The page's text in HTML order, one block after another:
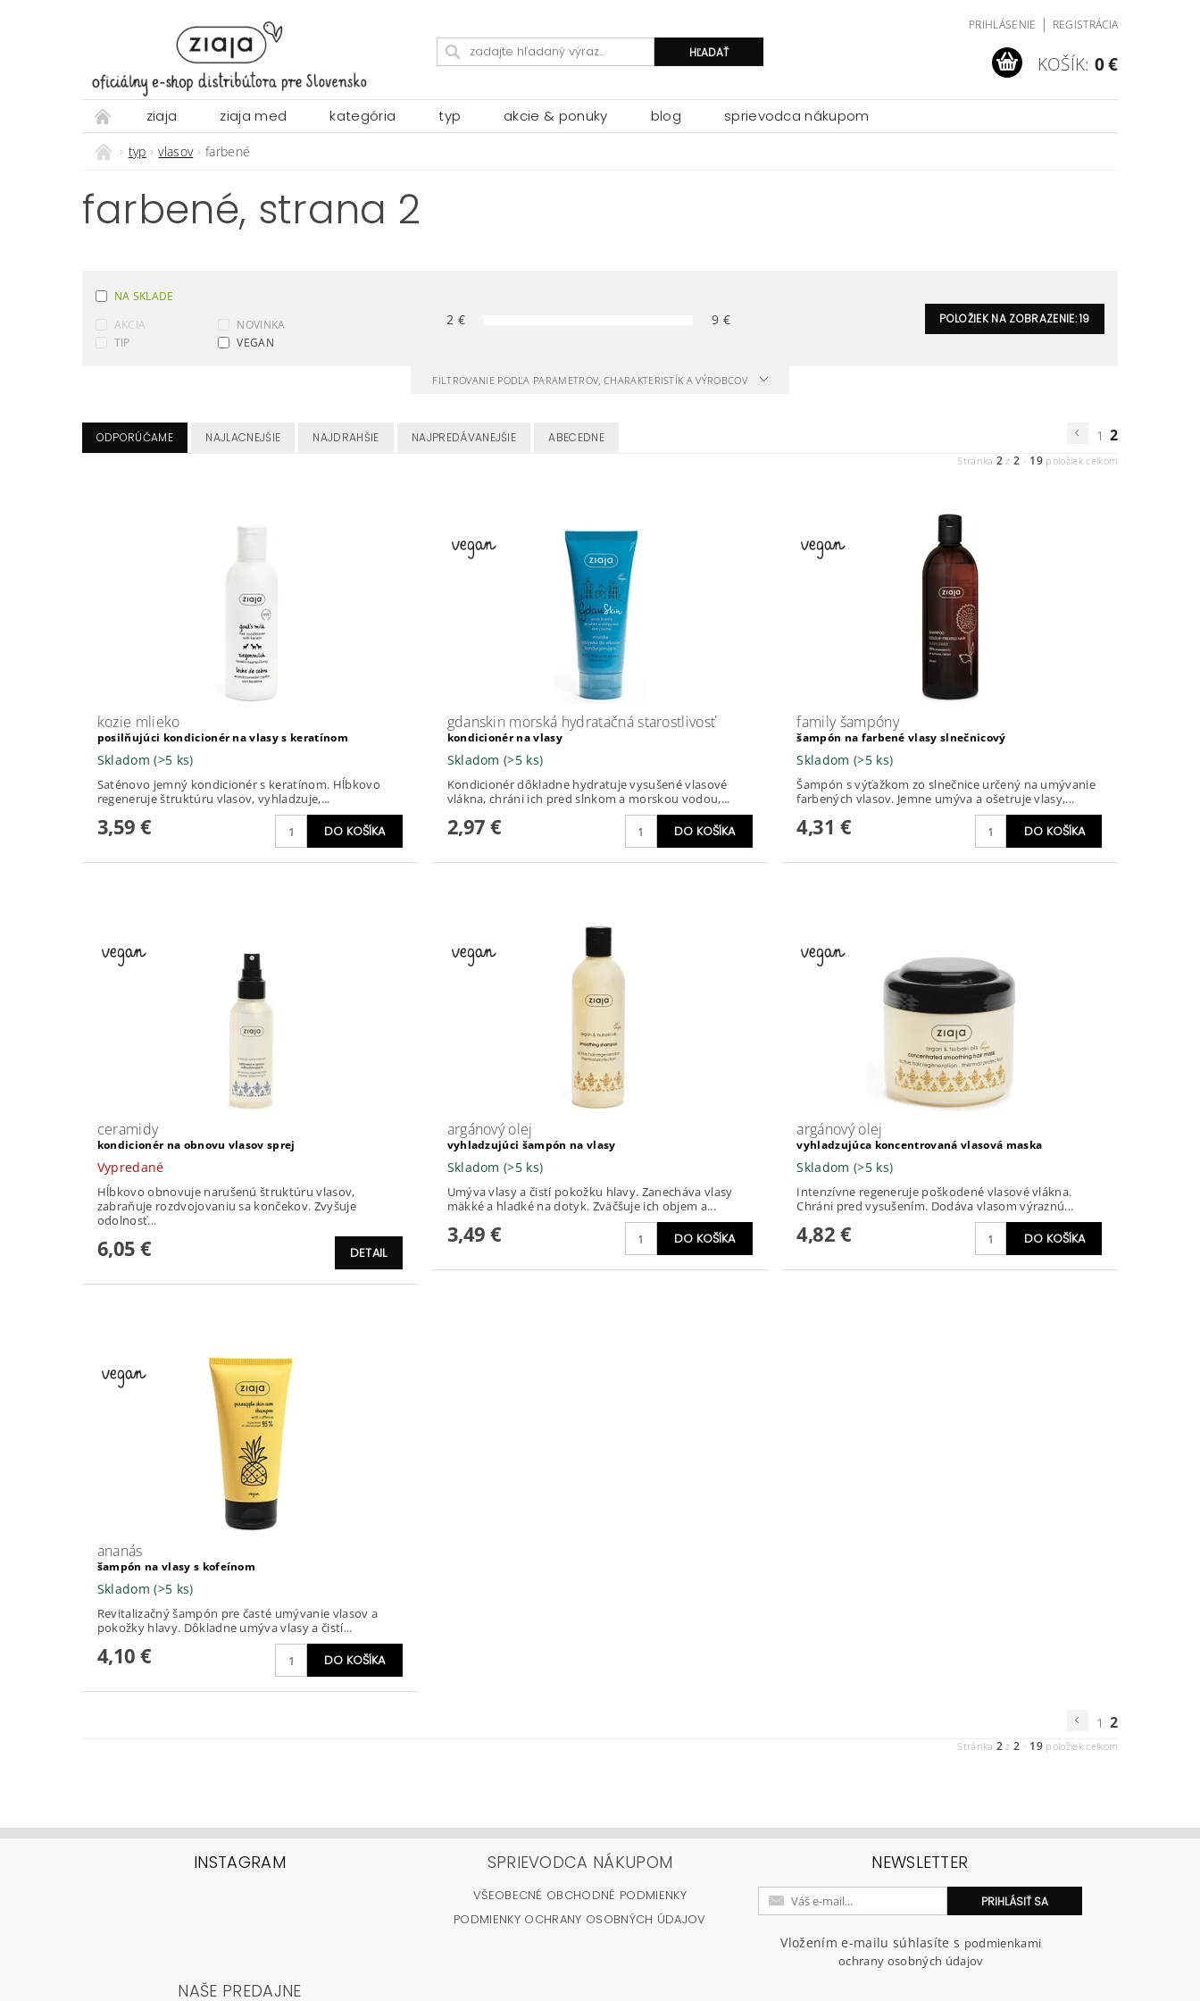
PRIHLÁSENIE | REGISTRÁCIA
KOŠÍK: 0 €
ziaja ziaja med kategória typ akcie & ponuky blog sprievodca nákupom
typ vlasov farbené
farbené, strana 2
NA SKLADE
AKCIA
NOVINKA
TIP
VEGAN
2 € 9 € POLOŽIEK NA ZOBRAZENIE:19
FILTROVANIE PODĽA PARAMETROV, CHARAKTERISTÍK A VÝROBCOV
ODPORÚČAME NAJLACNEJŠIE NAJDRAHŠIE NAJPREDÁVANEJŠIE ABECEDNE 1 2
Stránka 2 z2 - 19 položiek celkom
kozie mlieko
posilňujúci kondicionér na vlasy s keratínom
Skladom(>5 ks)
Saténovo jemný kondicionér s keratínom. Hĺbkovo
regeneruje štruktúru vlasov, vyhladzuje,...
3,59 €
gdanskin morská hydratačná starostlivosť
kondicionér na vlasy
Skladom(>5 ks)
Kondicionér dôkladne hydratuje vysušené vlasové
vlákna, chráni ich pred slnkom a morskou vodou,...
2,97 €
family šampóny
šampón na farbené vlasy slnečnicový
Skladom (>5 ks)
Šampón s výťažkom zo slnečnice určený na umývanie
farbených vlasov. Jemne umýva a ošetruje vlasy,...
4,31 €
ceramidy
kondicionér na obnovu vlasov sprej
Vypredané
Hĺbkovo obnovuje narušenú štruktúru vlasov,
zabraňuje rozdvojovaniu sa končekov. Zvyšuje
odolnosť...
6,05 € DETAIL
argánový olej
vyhladzujúci šampón na vlasy
Skladom(>5 ks)
Umýva vlasy a čistí pokožku hlavy. Zanecháva vlasy
mäkké a hladké na dotyk. Zväčšuje ich objem a...
3,49 €
argánový olej
vyhladzujúca koncentrovaná vlasová maska
Skladom (>5 ks)
Intenzívne regeneruje poškodené vlasové vlákna.
Chráni pred vysušením. Dodáva vlasom výraznú...
4,82 €
ananás
šampón na vlasy s kofeínom
Skladom(>5 ks)
Revitalizačný šampón pre časté umývanie vlasov a
pokožky hlavy. Dôkladne umýva vlasy a čistí...
4,10 €
1 2
Stránka 2 z2 - 19 položiek celkom
INSTAGRAM SPRIEVODCA NÁKUPOM
VŠEOBECNÉ OBCHODNÉ PODMIENKY
PODMIENKY OCHRANY OSOBNÝCH ÚDAJOV
NEWSLETTER
Vložením e-mailu súhlasíte s podmienkami
ochrany osobných údajov
NAŠE PREDAJNE